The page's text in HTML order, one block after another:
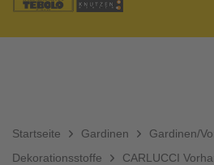
Startseite Gardinen
Gardinen/
Dekorationsstoffe
CARLUCCI